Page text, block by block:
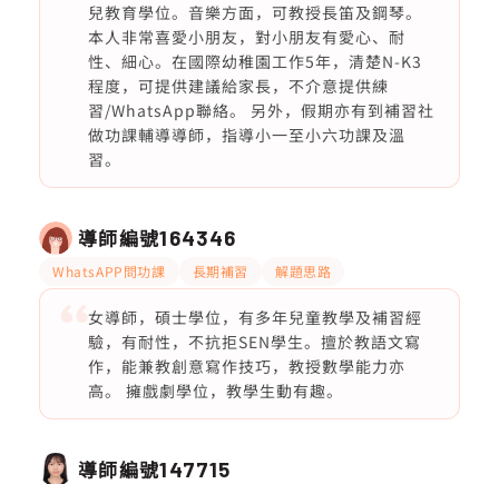
兒教育學位。音樂方面，可教授長笛及鋼琴。
本人非常喜愛小朋友，對小朋友有愛心、耐
性、細心。在國際幼稚園工作5年，清楚N-K3
程度，可提供建議給家長，不介意提供練
習/WhatsApp聯絡。 另外，假期亦有到補習社
做功課輔導導師，指導小一至小六功課及溫
習。
導師編號164346
WhatsAPP問功課 長期補習 解題思路
女導師，碩士學位，有多年兒童教學及補習經
驗，有耐性，不抗拒SEN學生。擅於教語文寫
作，能兼教創意寫作技巧，教授數學能力亦
高。 擁戲劇學位，教學生動有趣。
導師編號147715